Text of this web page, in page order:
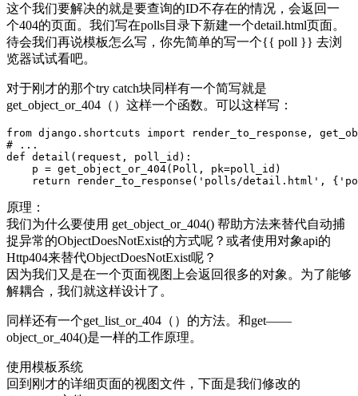
这个我们要解决的就是要查询的ID不存在的情况，会返回一
个404的页面。我们写在polls目录下新建一个detail.html页面。
待会我们再说模板怎么写，你先简单的写一个{{ poll }} 去浏
览器试试看吧。
对于刚才的那个try catch块同样有一个简写就是
get_object_or_404（）这样一个函数。可以这样写：
from django.shortcuts import render_to_response,
# ...
def detail(request, poll_id):
    p = get_object_or_404(Poll, pk=poll_id)
return render_to_response('polls/detail.html',
原理：
我们为什么要使用 get_object_or_404() 帮助方法来替代自动捕
捉异常的ObjectDoesNotExist的方式呢？或者使用对象api的
Http404来替代ObjectDoesNotExist呢？
因为我们又是在一个页面视图上会返回很多的对象。为了能够
解耦合，我们就这样设计了。
同样还有一个get_list_or_404（）的方法。和get——
object_or_404()是一样的工作原理。
使用模板系统
回到刚才的详细页面的视图文件，下面是我们修改的